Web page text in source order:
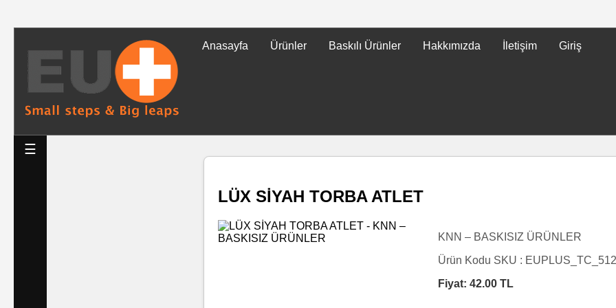
Anasayfa Ürünler Baskılı Ürünler Hakkımızda İletişim Giriş
☰
Tüm
Ürünler
Islak
LÜX SİYAH TORBA ATLET
KNN – BASKISIZ ÜRÜNLER
Ürün Kodu SKU : EUPLUS_TC_512
Fiyat: 42.00 TL